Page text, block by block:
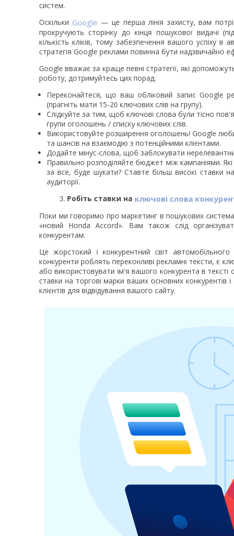
систем.
Оскільки Google — це перша лінія захисту, вам
прокручують сторінку до кінця пошукової видачі
кількість кліків, тому забезпечення вашого успіху
стратегія Google реклами повинна бути надзвичайно
Google вважає за краще певні стратегії, які
роботу, дотримуйтесь цих порад:
Переконайтеся, що ваш обліковий запис Google
(прагніть мати 15-20 ключових слів на групу).
Слідкуйте за тим, щоб ключові слова були тісно
групи оголошень / списку ключових слів.
Використовуйте розширення оголошень! Google
та шансів на взаємодію з потенційними клієнтами.
Додайте мінус-слова, щоб заблокувати
Правильно розподіляйте бюджет між кампаніями.
за все, буде шукати? Ставте більш високі
аудиторії.
Робіть ставки на ключові слова
Поки ми говоримо про маркетинг в пошукових
«новий Honda Accord». Вам також слід
конкурентам.
Це жорстокий і конкурентний світ
конкуренти роблять переконливі рекламні тексти, є
або використовувати ім'я вашого конкурента в
ставки на торгові марки ваших основних
клієнтів для відвідування вашого сайту.